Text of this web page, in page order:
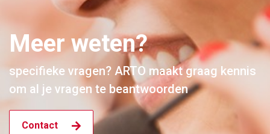
Meer weten?
specifieke vragen? ARTO maakt graag kennis
om al je vragen te beantwoorden
Contact